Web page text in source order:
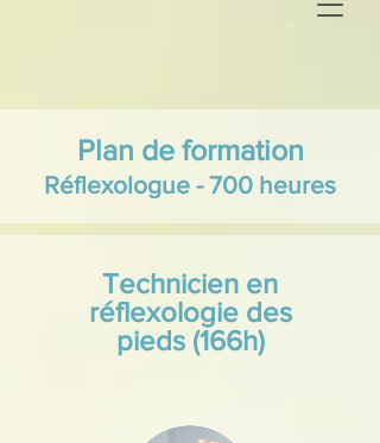
Plan de formation
Réflexologue - 700 heures
Technicien en
réflexologie des
pieds (166h)